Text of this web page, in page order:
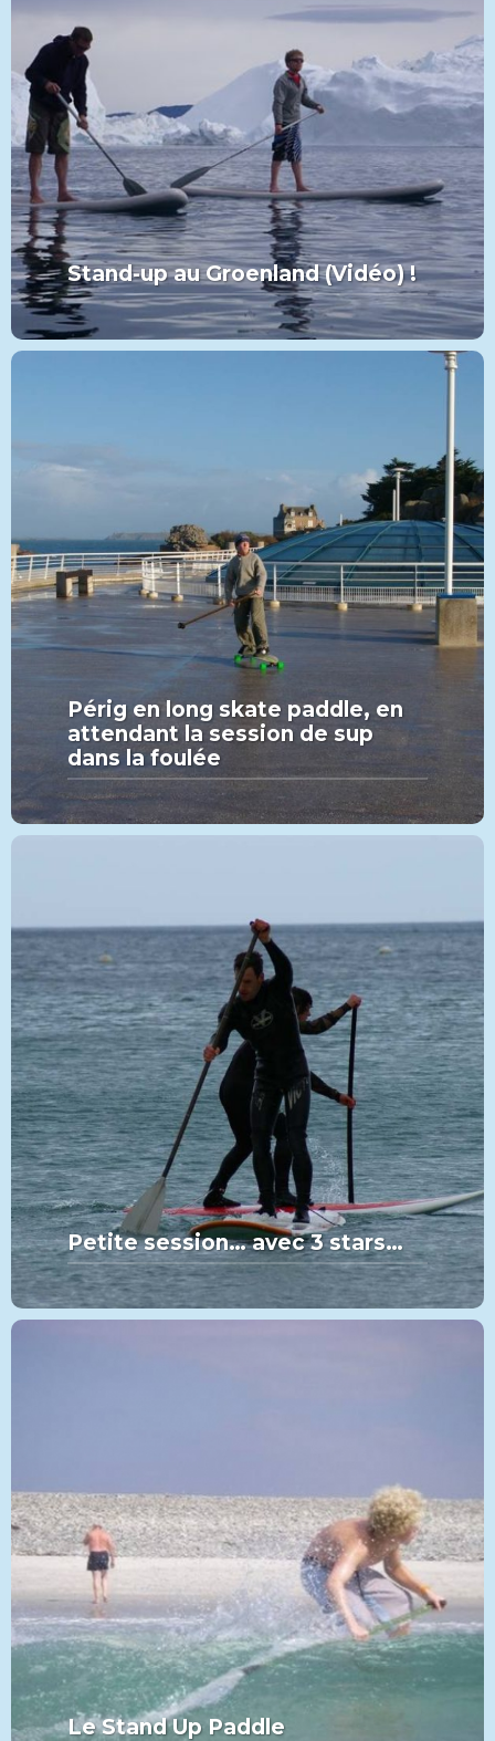
Stand-up au Groenland (Vidéo) !
VIEW MORE CATÉGORIE PADDLE
Stand-up au Groenland (Vidéo) !
Périg en long skate paddle, en
attendant la session de sup
dans la foulée
MORE FROM THIS SET:
VIEW MORE CATÉGORIE PADDLE
Périg en long skate paddle, en
attendant la session de sup
dans la foulée
Petite session… avec 3 stars…
MORE FROM THIS SET:
VIEW MORE CATÉGORIE
Petite session… avec 3 stars…
Le Stand Up Paddle
MORE FROM THIS SET:
Le Stand Up Paddle